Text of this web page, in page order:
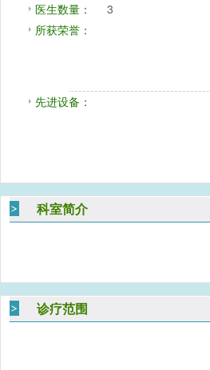
医生数量：
3
所获荣誉：
先进设备：
科室简介
诊疗范围